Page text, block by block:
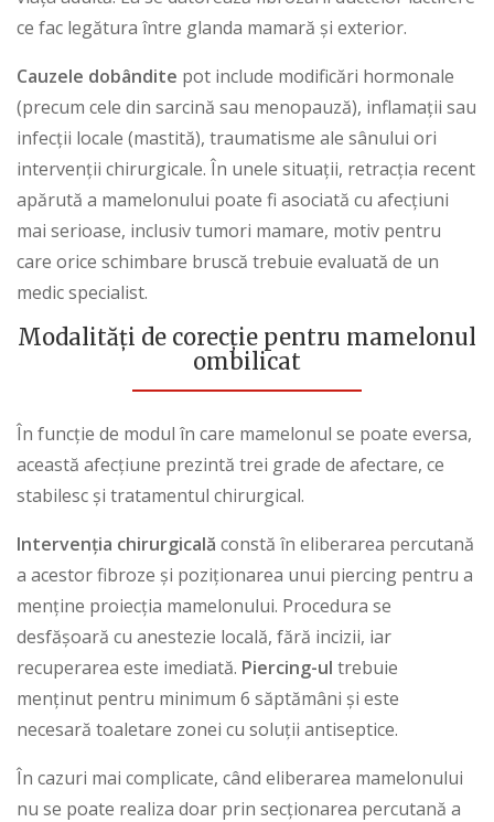
ce fac legătura între glanda mamară și exterior.
Cauzele dobândite pot include modificări hormonale
(precum cele din sarcină sau menopauză), inflamații sau
infecții locale (mastită), traumatisme ale sânului ori
intervenții chirurgicale. În unele situații, retracția recent
apărută a mamelonului poate fi asociată cu afecțiuni
mai serioase, inclusiv tumori mamare, motiv pentru
care orice schimbare bruscă trebuie evaluată de un
medic specialist.
Modalități de corecție pentru mamelonul
ombilicat
În funcție de modul în care mamelonul se poate eversa,
această afecțiune prezintă trei grade de afectare, ce
stabilesc și tratamentul chirurgical.
Intervenția chirurgicală constă în eliberarea percutană
a acestor fibroze și poziționarea unui piercing pentru a
menține proiecția mamelonului. Procedura se
desfășoară cu anestezie locală, fără incizii, iar
recuperarea este imediată. Piercing-ul trebuie
menținut pentru minimum 6 săptămâni și este
necesară toaletare zonei cu soluții antiseptice.
În cazuri mai complicate, când eliberarea mamelonului
nu se poate realiza doar prin secționarea percutană a